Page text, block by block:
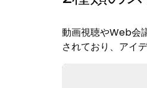
動画視聴やWeb会
されており、アイ